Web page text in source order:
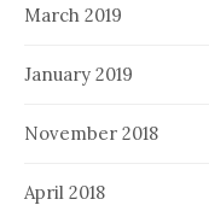
March 2019
January 2019
November 2018
April 2018